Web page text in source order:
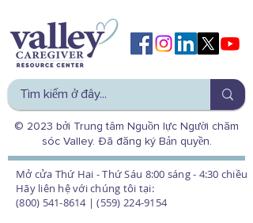
© 2023 bởi Trung tâm Nguồn lực Người chăm
sóc Valley. Đã đăng ký Bản quyền.
Mở cửa Thứ Hai - Thứ Sáu 8:00 sáng - 4:30 chiều
Hãy liên hệ với chúng tôi tại:
(800) 541-8614 | (559) 224-9154